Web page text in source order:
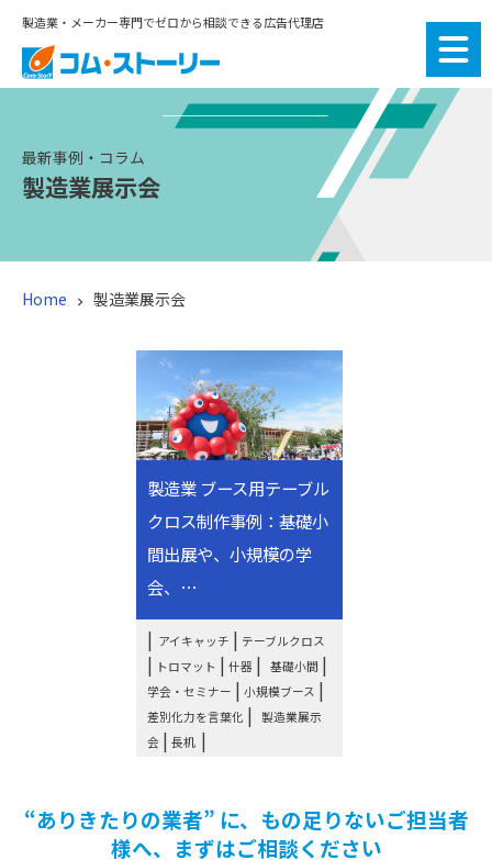
製造業・メーカー専門でゼロから相談できる広告代理店
最新事例・コラム
製造業展示会
Home  製造業展示会
製造業 ブース用テーブル
クロス制作事例：基礎小
間出展や、小規模の学
会、⋯
アイキャッチ | テーブルクロス
| トロマット |什器 | 基礎小間 |
学会・セミナー |小規模ブース |
差別化力を言葉化 |
製造業展示
会 |長机
“ありきたりの業者” に、もの足りないご担当者
様へ、まずはご相談ください